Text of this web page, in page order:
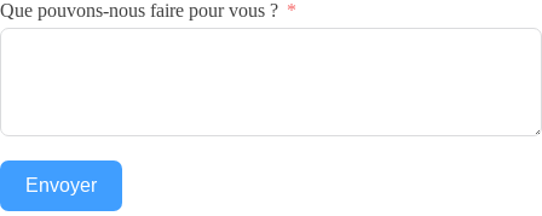
Que pouvons-nous faire pour vous ?
Envoyer